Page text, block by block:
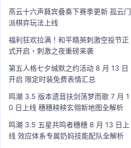
燕云十六声蕤宾叠奏下赛季更新 孤云门
派棋弈玩法上线
福利狂欢拉满！和平精英刺激空投节正
式开启，刺激之夜重磅来袭
第五人格七夕缄默之约活动 8 月 13 日
开启 限定时装免费表情汇总
鸣潮 3.5 版本遗音扶剑荡梦而歌 7 月 1
0 日上线 穗穗秧秧玄翎新地图全解析
鸣潮 3.5 五星共鸣者穗穗 8 月 13 日上
线 效应体系专属奶妈技能配队全解析